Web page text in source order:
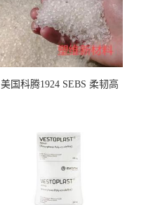
美国科腾1924 SEBS 柔韧高